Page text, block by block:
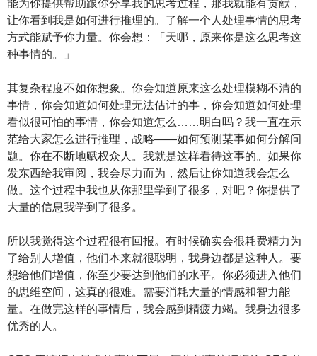
能为你提供帮助跟你分享我的思考过程，那我就能有贡献，
让你看到我是如何进行推理的。了解一个人处理事情的思考
方式能赋予你力量。你会想：「天哪，原来你是这么思考这
种事情的。」
其复杂程度不如你想象。你会知道原来这么处理模糊不清的
事情，你会知道如何处理无法估计的事，你会知道如何处理
看似很可怕的事情，你会知道怎么……明白吗？我一直在示
范给大家怎么进行推理，战略——如何预测某事如何分解问
题。你在不断地赋权众人。我就是这样看待这事的。如果你
发东西给我审阅，我会尽力而为，然后让你知道我会怎么
做。这个过程中我也从你那里学到了很多，对吧？你提供了
大量的信息我学到了很多。
所以我觉得这个过程很有回报。有时候确实会很耗费精力为
了给别人增值，他们本来就很聪明，我身边都是这种人。要
想给他们增值，你至少要达到他们的水平。你必须进入他们
的思维空间，这真的很难。需要消耗大量的情感和智力能
量。在做完这样的事情后，我会感到精疲力竭。我身边很多
优秀的人。